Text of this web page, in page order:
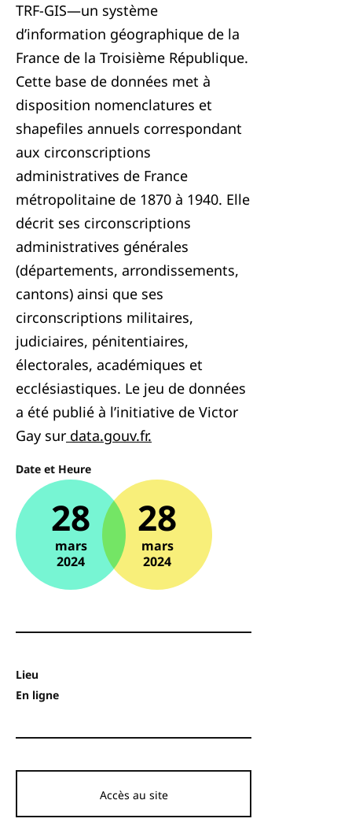
TRF-GIS—un système
d’information géographique de la
France de la Troisième République.
Cette base de données met à
disposition nomenclatures et
shapefiles annuels correspondant
aux circonscriptions
administratives de France
métropolitaine de 1870 à 1940. Elle
décrit ses circonscriptions
administratives générales
(départements, arrondissements,
cantons) ainsi que ses
circonscriptions militaires,
judiciaires, pénitentiaires,
électorales, académiques et
ecclésiastiques. Le jeu de données
a été publié à l’initiative de Victor
Gay sur data.gouv.fr.
Date et Heure
28
mars
2024
28
mars
2024
Lieu
En ligne
Accès au site